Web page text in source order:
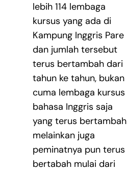
lebih 114 lembaga
kursus yang ada di
Kampung Inggris Pare
dan jumlah tersebut
terus bertambah dari
tahun ke tahun, bukan
cuma lembaga kursus
bahasa Inggris saja
yang terus bertambah
melainkan juga
peminatnya pun terus
bertabah mulai dari